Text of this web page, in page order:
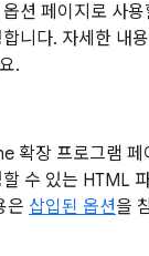
옵션 페이지로 사
니다. 자세한 내
.
확장 프로그램 페
수 있는 HTML
은 삽입된 옵션을